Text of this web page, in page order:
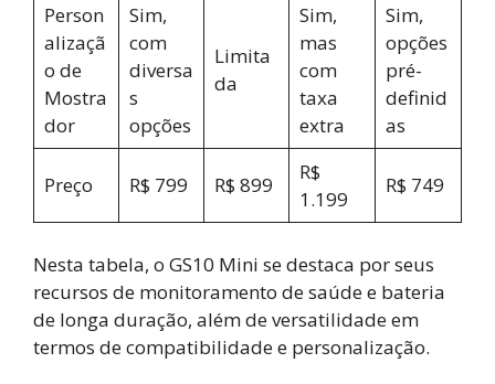
Person
alizaçã
o de
Mostra
dor
Sim,
com
diversa
s
opções
Limita
da
Sim,
mas
com
taxa
extra
Sim,
opções
pré-
definid
as
Preço R$ 799 R$ 899
R$
1.199
R$ 749
Nesta tabela, o GS10 Mini se destaca por seus
recursos de monitoramento de saúde e bateria
de longa duração, além de versatilidade em
termos de compatibilidade e personalização.